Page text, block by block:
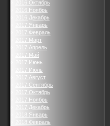
2016 Октябрь
2016 Ноябрь
2016 Декабрь
2017 Январь
2017 Февраль
2017 Март
2017 Апрель
2017 Май
2017 Июнь
2017 Июль
2017 Август
2017 Сентябрь
2017 Октябрь
2017 Ноябрь
2017 Декабрь
2018 Январь
2018 Февраль